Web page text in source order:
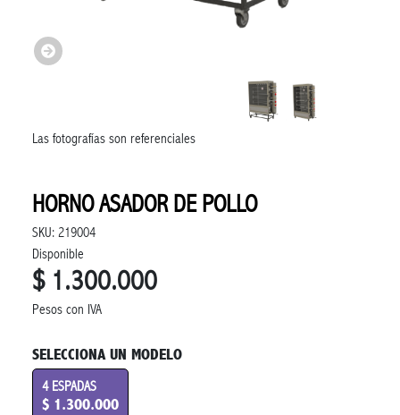
Las fotografías son referenciales
HORNO ASADOR DE POLLO
SKU: 219004
Disponible
$ 1.300.000
Pesos con IVA
SELECCIONA UN MODELO
4 ESPADAS
$ 1.300.000